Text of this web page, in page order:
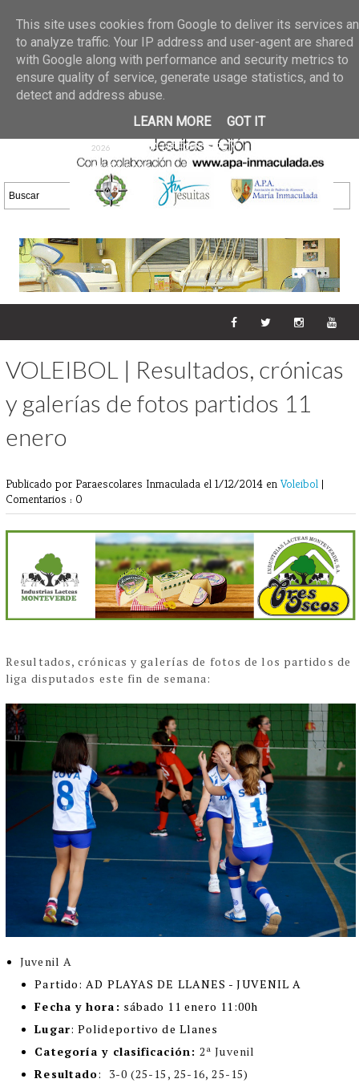
02 jun 2026
GALERIA DE FOTOS
30/05/2026
25 may 2026
GALERIA
DE FOTOS 23/05/2026
20 may
2026
GALERIA DE FOTOS
16/05/2026
DE FOTOS 09/05/2026
28 abr
2026
GALERIA DE FOTOS 25 Y
26/04/2026
VOLEIBOL | Resultados, crónicas
y galerías de fotos partidos 11
enero
Publicado por Paraescolares Inmaculada el 1/12/2014 en Voleibol |
Comentarios : 0
Resultados, crónicas y galerías de fotos de los partidos de
liga disputados este fin de semana:
Juvenil A
Partido: AD PLAYAS DE LLANES - JUVENIL A
Fecha y hora: sábado 11 enero 11:00h
Lugar:Polideportivo de Llanes
Categoría y clasificación:2ª Juvenil
Resultado:
3-0 (25-15, 25-16, 25-15)
This site uses cookies from Google to deliver its services
to analyze traffic. Your IP address and user-agent are shared
with Google along with performance and security metrics to
ensure quality of service, generate usage statistics, and to
detect and address abuse.
LEARN MORE
GOT IT